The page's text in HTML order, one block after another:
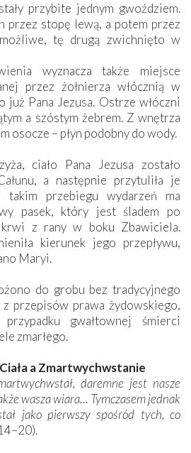
przybite jednym gwoździem.
przez stopę lewą, a potem przez
tę drugą zwichnięto w
wyznacza także miejsce
przez żołnierza włócznią w
już Pana Jezusa. Ostrze włóczni
a szóstym żebrem. Z wnętrza
osocze – płyn podobny do wody.
ciało Pana Jezusa zostało
a następnie przytuliła je
takim przebiegu wydarzeń ma
pasek, który jest śladem po
z rany w boku Zbawiciela.
kierunek jego przepływu,
Maryi.
do grobu bez tradycyjnego
z przepisów prawa żydowskiego,
gwałtownej śmierci
zmarłego.
a Zmartwychwstanie
daremne jest nasze
wasza wiara… Tymczasem jednak
jako pierwszy spośród tych, co